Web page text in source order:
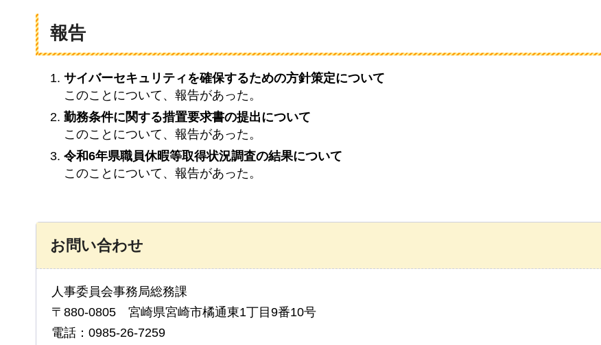
報告
サイバーセキュリティを確保するための方針策定について
このことについて、報告があった。
勤務条件に関する措置要求書の提出について
このことについて、報告があった。
令和6年県職員休暇等取得状況調査の結果について
このことについて、報告があった。
お問い合わせ
人事委員会事務局総務課
〒880-0805 宮崎県宮崎市橘通東1丁目9番10号
電話：0985-26-7259